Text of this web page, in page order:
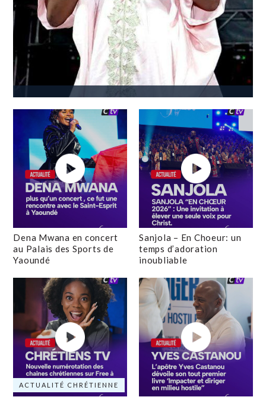
Dena Mwana en concert
au Palais des Sports de
Yaoundé
Sanjola – En Choeur: un
temps d’adoration
inoubliable
ACTUALITÉ CHRÉTIENNE